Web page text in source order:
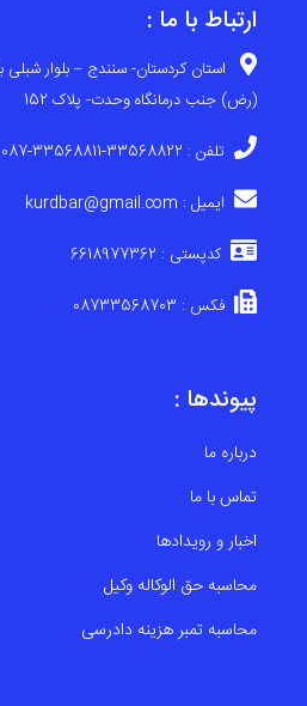
پیوندها :
درباره ما
تماس با ما
اخبار و رویدادها
محاسبه حق الوکاله وکیل
محاسبه تمبر هزینه دادرسی
ارتباط با ما :
استان کردستان- سنندج – بلوار شبلی
(رض) جنب درمانگاه وحدت- پلاک 152
تلفن : 33568822-33568811-087
ایمیل : kurdbar@gmail.com
کدپستی : 6618977362
فکس : 08733568703